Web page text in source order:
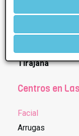
Poblaciones
San Bartolome
Tirajana
Centros en
Facial
Arrugas